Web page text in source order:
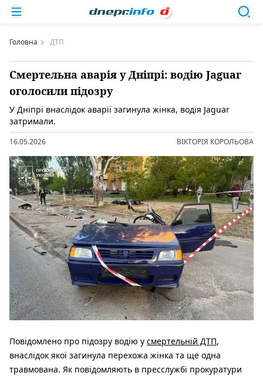
Головна ДТП
Смертельна аварія у Дніпрі: водію Jaguar
оголосили підозру
У Дніпрі внаслідок аварії загинула жінка, водія Jaguar
затримали.
16.05.2026 ВІКТОРІЯ КОРОЛЬОВА
Повідомлено про підозру водію у смертельній ДТП,
внаслідок якої загинула перехожа жінка та ще одна
травмована. Як повідомляють в пресслужбі прокуратури